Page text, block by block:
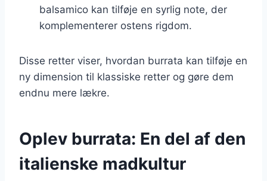
balsamico kan tilføje en syrlig note, der
komplementerer ostens rigdom.
Disse retter viser, hvordan burrata kan tilføje en
ny dimension til klassiske retter og gøre dem
endnu mere lækre.
Oplev burrata: En del af den
italienske madkultur